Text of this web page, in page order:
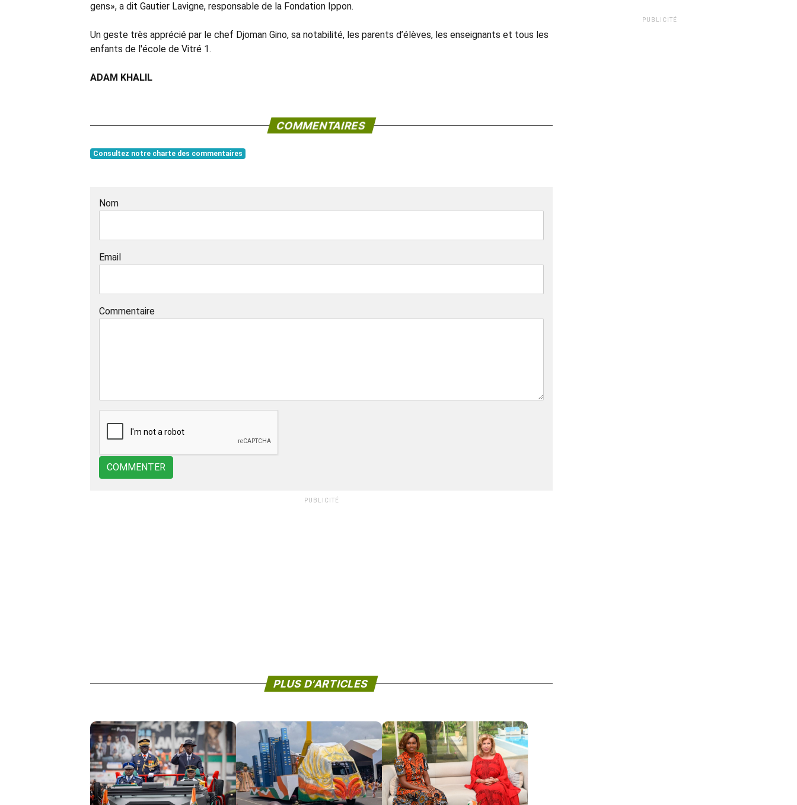
gens», a dit Gautier Lavigne, responsable de la Fondation Ippon.
Un geste très apprécié par le chef Djoman Gino, sa notabilité, les parents d’élèves, les enseignants et tous les
enfants de l'école de Vitré 1.
ADAM KHALIL
COMMENTAIRES
Consultez notre charte des commentaires
Nom
Email
Commentaire
COMMENTER
PUBLICITÉ
PLUS D'ARTICLES
PUBLICITÉ